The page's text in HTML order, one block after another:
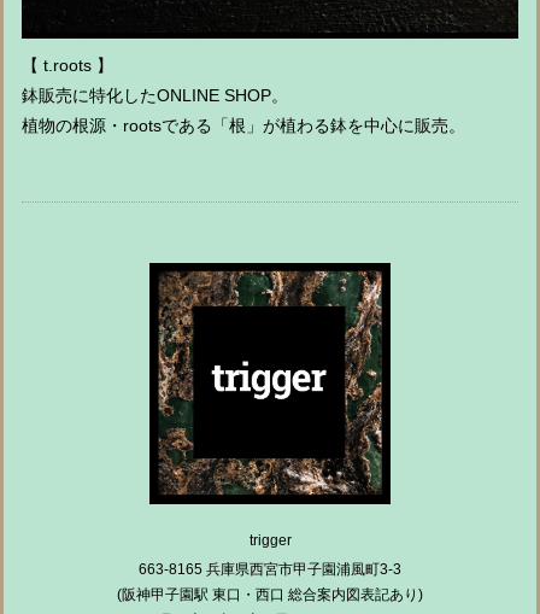
【 t.roots 】
鉢販売に特化したONLINE SHOP。
植物の根源・rootsである「根」が植わる鉢を中心に販売。
trigger
663-8165 兵庫県西宮市甲子園浦風町3-3
(阪神甲子園駅 東口・西口 総合案内図表記あり)